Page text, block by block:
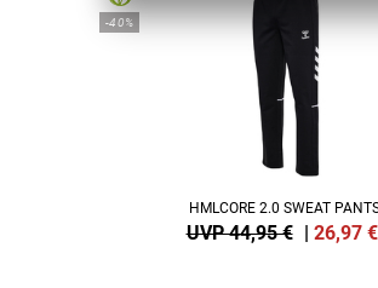
-40%
HMLCORE 2.0 SWEAT
UVP 44,95 € | 26,97 €